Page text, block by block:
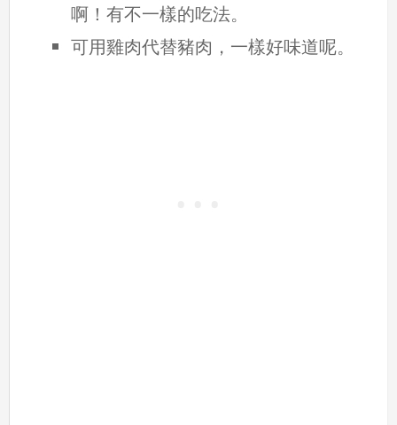
啊！有不一樣的吃法。
可用雞肉代替豬肉，一樣好味道呢。